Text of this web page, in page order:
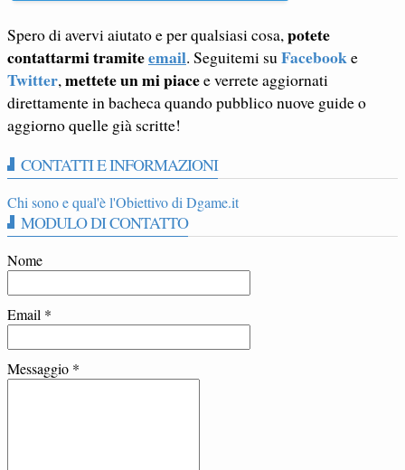
Spero di avervi aiutato e per qualsiasi cosa,potete
contattarmi tramiteemail. Seguitemi suFacebooke
Twitter,mettete un mi piacee verrete aggiornati
direttamente in bacheca quando pubblico nuove guide o
aggiorno quelle già scritte!
CONTATTI E INFORMAZIONI
Chi sono e qual'è l'Obiettivo di Dgame.it
MODULO DI CONTATTO
Nome
Email *
Messaggio *